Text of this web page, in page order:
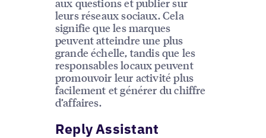
leurs réseaux sociaux. Cela
signifie que les marques
peuvent atteindre une plus
grande échelle, tandis que les
responsables locaux peuvent
promouvoir leur activité plus
facilement et générer du chiffre
d’affaires.
Reply Assistant